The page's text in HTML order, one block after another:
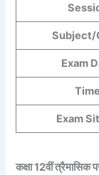
Subject/
Exam
Time
Exam
कक्षा 12वीं त्रैमासिक